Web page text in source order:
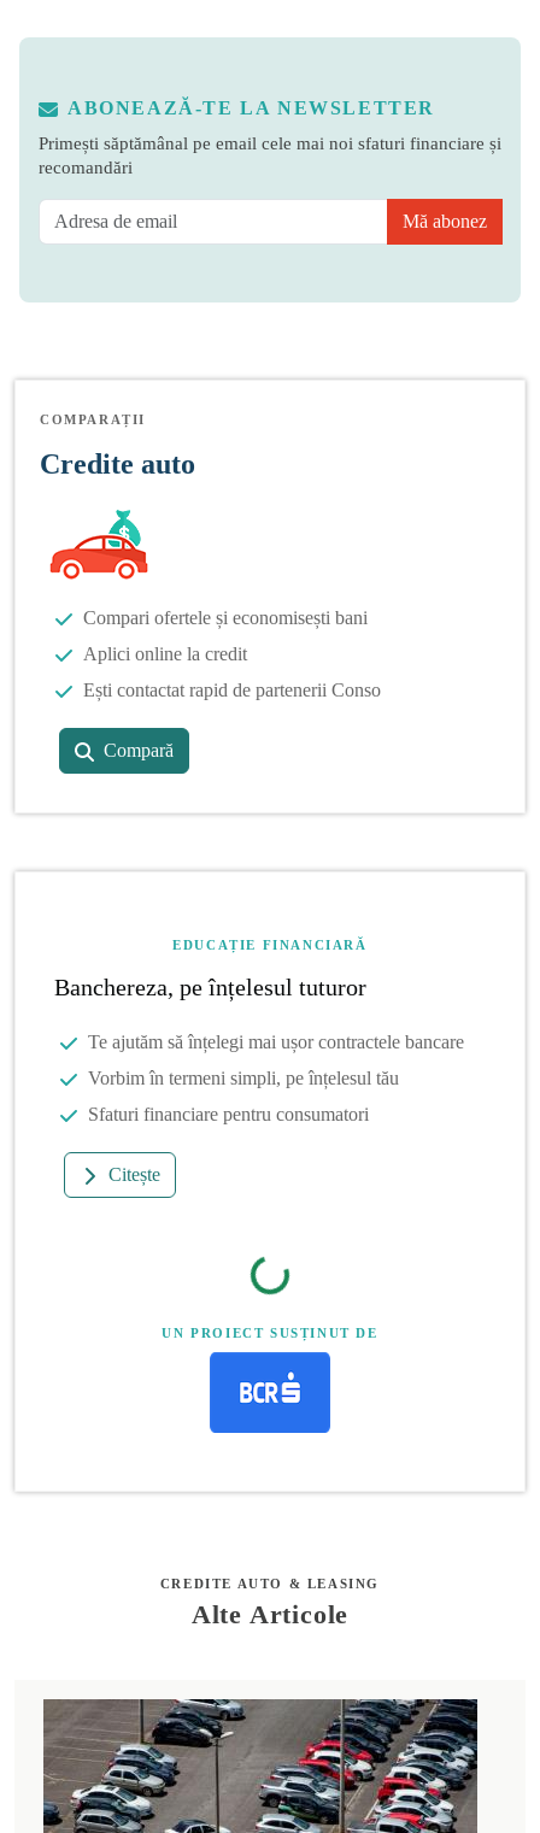
ABONEAZĂ-TE LA NEWSLETTER
Primești săptămânal pe email cele mai noi sfaturi financiare și
recomandări
Mă abonez
COMPARAȚII
Credite auto
Compari ofertele și economisești bani
Aplici online la credit
Ești contactat rapid de partenerii Conso
Compară
EDUCAȚIE FINANCIARĂ
Banchereza, pe înțelesul tuturor
Te ajutăm să înțelegi mai ușor contractele bancare
Vorbim în termeni simpli, pe înțelesul tău
Sfaturi financiare pentru consumatori
Citește
UN PROIECT SUSȚINUT DE
CREDITE AUTO & LEASING
Alte Articole